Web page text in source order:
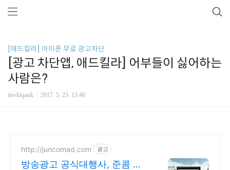
[애드킬라] 아이폰 무료 광고차단
[광고 차단앱, 애드킬라] 어부들이 싫어하는
사람은?
devkhpark 2017. 5. 25. 13:46
http://juncomad.com 광고
방송광고 공식대행사, 준콤 첫